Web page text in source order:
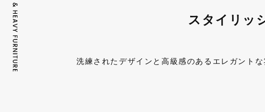
スタイリッ
洗練されたデザインと高級感のあるエレガント